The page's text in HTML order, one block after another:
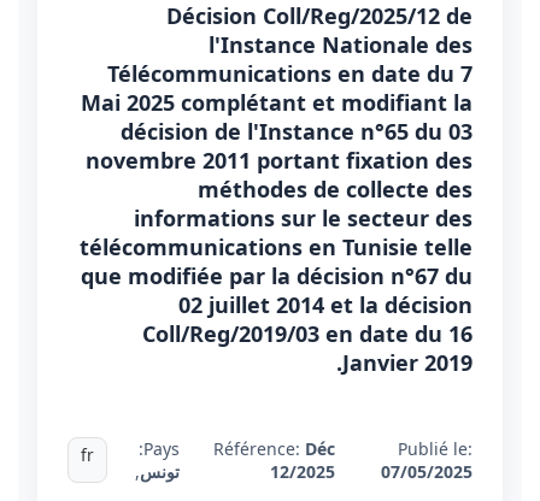
Décision Coll/Reg/2025/12 de
l'Instance Nationale des
Télécommunications en date du 7
Mai 2025 complétant et modifiant la
décision de l'Instance n°65 du 03
novembre 2011 portant fixation des
méthodes de collecte des
informations sur le secteur des
télécommunications en Tunisie telle
que modifiée par la décision n°67 du
02 juillet 2014 et la décision
Coll/Reg/2019/03 en date du 16
Janvier 2019.
Publié le:
07/05/2025
Référence: Déc
12/2025
Pays:
تونس,
fr